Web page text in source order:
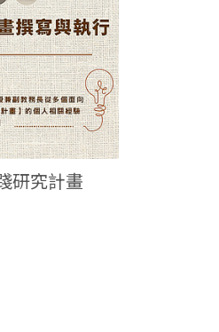
研究計畫